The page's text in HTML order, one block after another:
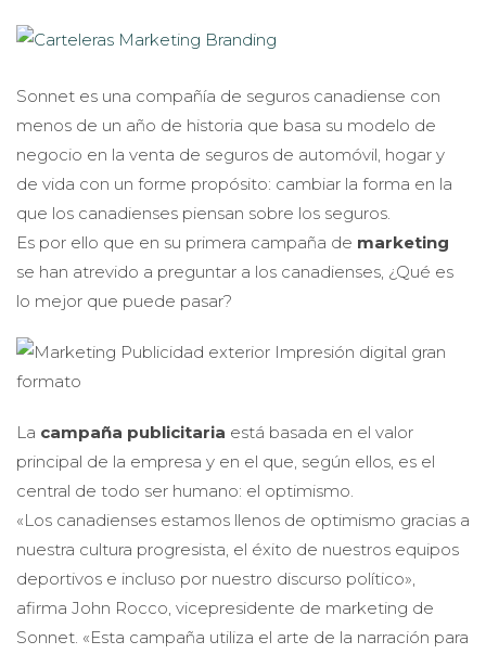
Sonnet es una compañía de seguros canadiense con
menos de un año de historia que basa su modelo de
negocio en la venta de seguros de automóvil, hogar y
de vida con un forme propósito: cambiar la forma en la
que los canadienses piensan sobre los seguros.
Es por ello que en su primera campaña de marketing
se han atrevido a preguntar a los canadienses, ¿Qué es
lo mejor que puede pasar?
La campaña publicitaria está basada en el valor
principal de la empresa y en el que, según ellos, es el
central de todo ser humano: el optimismo.
«Los canadienses estamos llenos de optimismo gracias a
nuestra cultura progresista, el éxito de nuestros equipos
deportivos e incluso por nuestro discurso político»,
afirma John Rocco, vicepresidente de marketing de
Sonnet. «Esta campaña utiliza el arte de la narración para